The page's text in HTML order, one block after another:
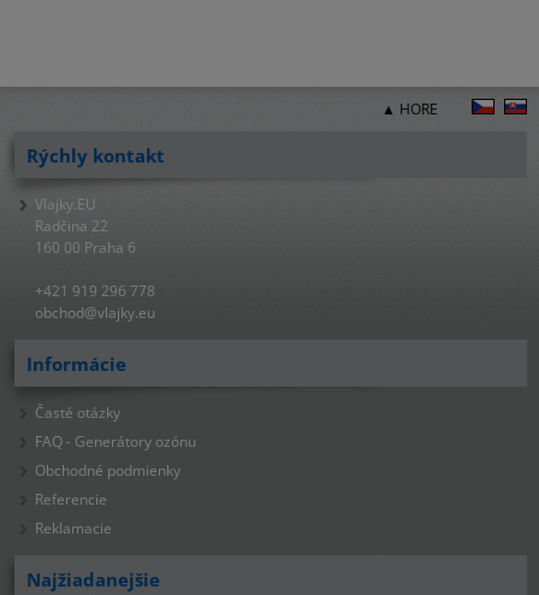
▲ HORE
Rýchly kontakt
Vlajky.EU
Radčina 22
160 00 Praha 6
+421 919 296 778
obchod@vlajky.eu
Informácie
Časté otázky
FAQ - Generátory ozónu
Obchodné podmienky
Referencie
Reklamacie
Najžiadanejšie